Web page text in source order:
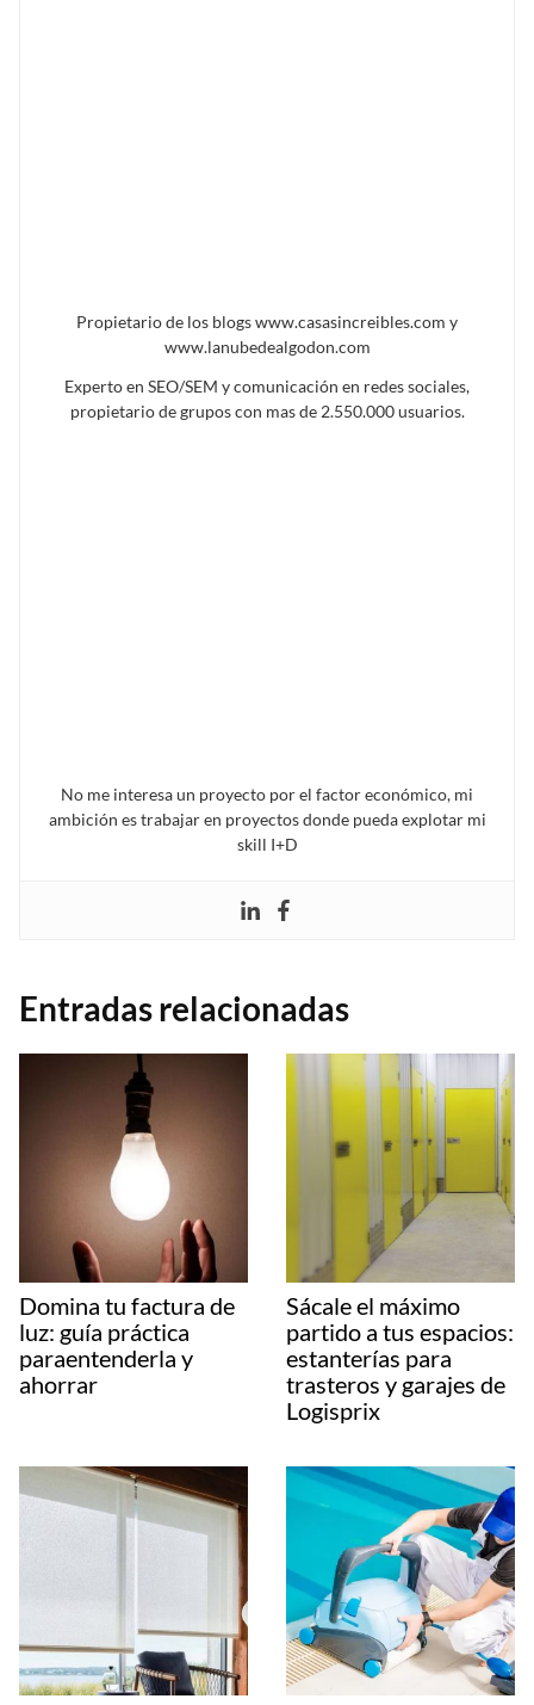
Propietario de los blogs www.casasincreibles.com y
www.lanubedealgodon.com
Experto en SEO/SEM y comunicación en redes sociales,
propietario de grupos con mas de 2.550.000 usuarios.
No me interesa un proyecto por el factor económico, mi
ambición es trabajar en proyectos donde pueda explotar mi
skill I+D
Entradas relacionadas
Domina tu factura de
luz: guía práctica
paraentenderla y
ahorrar
Sácale el máximo
partido a tus espacios:
estanterías para
trasteros y garajes de
Logisprix